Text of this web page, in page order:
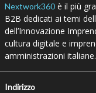
Nextwork360è il più
B2B dedicati ai temi
dell’Innovazione
cultura digitale e
amministrazioni italiane.
Indirizzo